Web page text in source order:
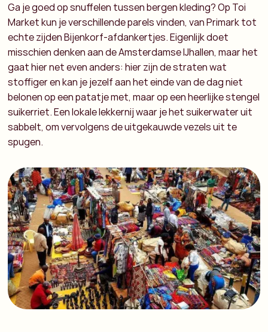
Ga je goed op snuffelen tussen bergen kleding? Op Toi
Market kun je verschillende parels vinden, van Primark tot
echte zijden Bijenkorf-afdankertjes. Eigenlijk doet
misschien denken aan de Amsterdamse IJhallen, maar het
gaat hier net even anders: hier zijn de straten wat
stoffiger en kan je jezelf aan het einde van de dag niet
belonen op een patatje met, maar op een heerlijke stengel
suikerriet. Een lokale lekkernij waar je het suikerwater uit
sabbelt, om vervolgens de uitgekauwde vezels uit te
spugen.